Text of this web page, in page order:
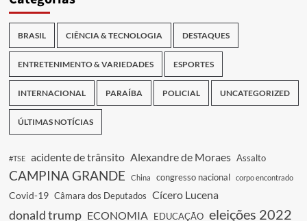
BRASIL CIÊNCIA & TECNOLOGIA DESTAQUES
ENTRETENIMENTO & VARIEDADES ESPORTES
INTERNACIONAL PARAÍBA POLICIAL UNCATEGORIZED
ÚLTIMAS NOTÍCIAS
#TSE acidente de trânsito Alexandre de Moraes Assalto
CAMPINA GRANDE China congresso nacional corpo encontrado
Covid-19 Câmara dos Deputados Cícero Lucena
donald trump ECONOMIA EDUCAÇÃO eleições 2022